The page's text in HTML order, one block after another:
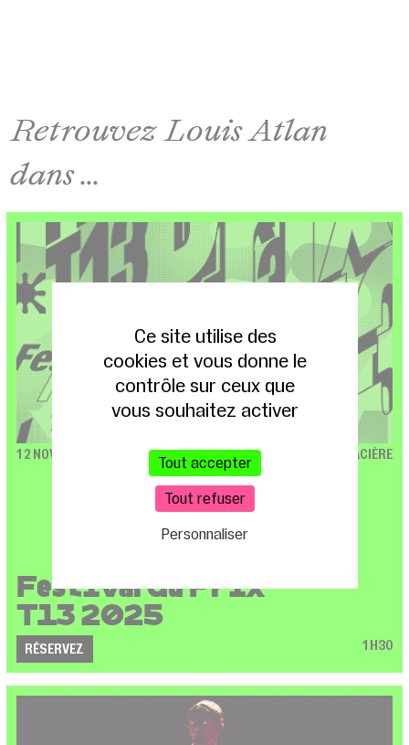
Retrouvez Louis Atlan
dans ...
12 NOV. – 19 DÉC. 2025 T13 / GLACIÈRE
Festival du Prix
T13 2025
RÉSERVEZ 1H30
Ce site utilise des
cookies et vous donne le
contrôle sur ceux que
vous souhaitez activer
Tout accepter
Tout refuser
Personnaliser